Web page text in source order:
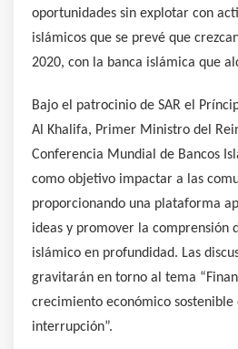
oportunidades sin explotar con
islámicos que se prevé que
2020, con la banca islámica que
Bajo el patrocinio de SAR el
Al Khalifa, Primer Ministro del
Conferencia Mundial de Bancos
como objetivo impactar a las
proporcionando una plataforma
ideas y promover la comprensión
islámico en profundidad. Las
gravitarán en torno al tema
crecimiento económico sostenible
interrupción”.